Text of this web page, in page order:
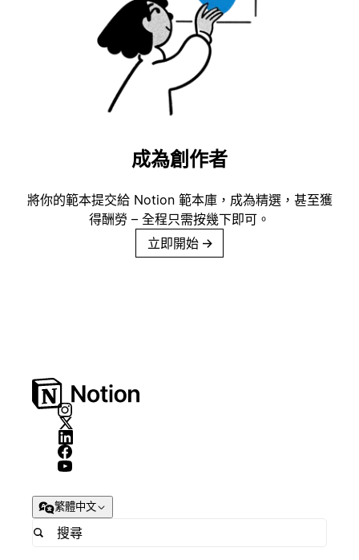
成為創作者
將你的範本提交給 Notion 範本庫，成為精選，甚至獲
得酬勞 – 全程只需按幾下即可。
立即開始 →
繁體中文